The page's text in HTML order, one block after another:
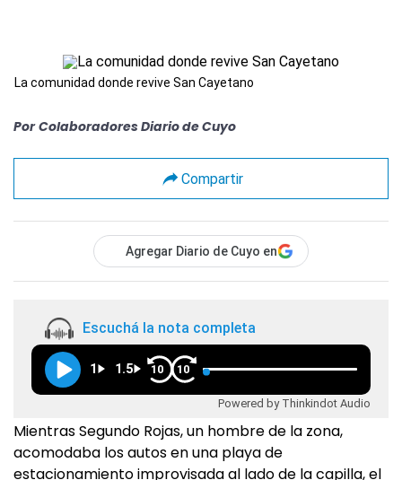
La comunidad donde revive San Cayetano
Por Colaboradores Diario de Cuyo
Compartir
Agregar Diario de Cuyo en
Escuchá la nota completa
1 1.5 10 10
Powered by Thinkindot Audio
Mientras Segundo Rojas, un hombre de la zona,
acomodaba los autos en una playa de
estacionamiento improvisada al lado de la capilla, el